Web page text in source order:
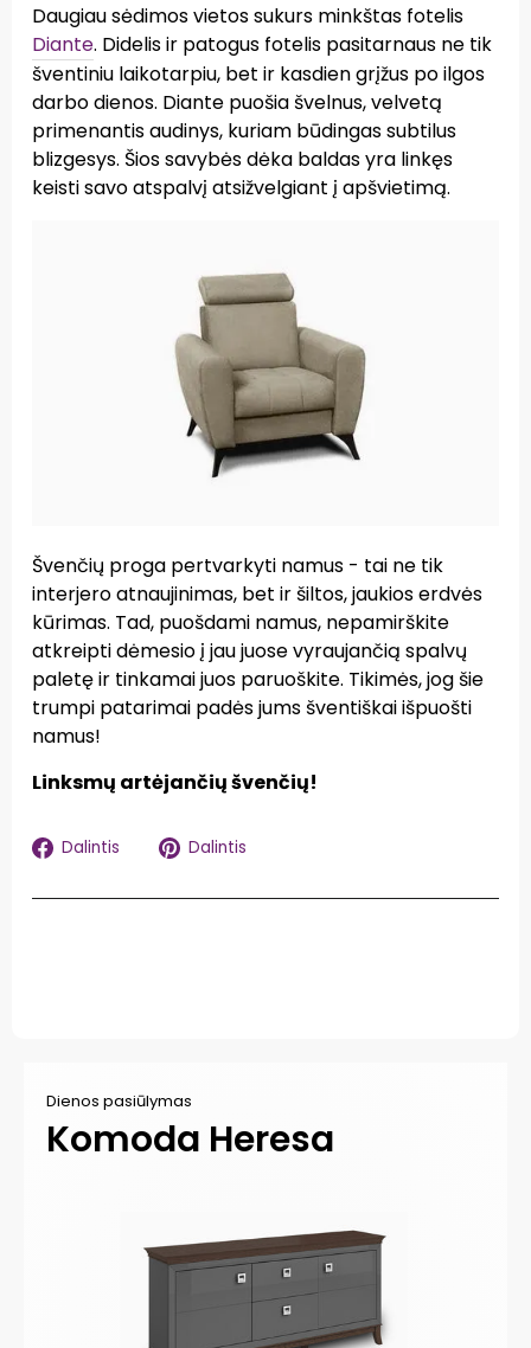
Daugiau sėdimos vietos sukurs minkštas fotelis
Diante. Didelis ir patogus fotelis pasitarnaus ne tik
šventiniu laikotarpiu, bet ir kasdien grįžus po ilgos
darbo dienos. Diante puošia švelnus, velvetą
primenantis audinys, kuriam būdingas subtilus
blizgesys. Šios savybės dėka baldas yra linkęs
keisti savo atspalvį atsižvelgiant į apšvietimą.
Švenčių proga pertvarkyti namus - tai ne tik
interjero atnaujinimas, bet ir šiltos, jaukios erdvės
kūrimas. Tad, puošdami namus, nepamirškite
atkreipti dėmesio į jau juose vyraujančią spalvų
paletę ir tinkamai juos paruoškite. Tikimės, jog šie
trumpi patarimai padės jums šventiškai išpuošti
namus!
Linksmų artėjančių švenčių!
Dalintis
DalintisDalintis
Dienos pasiūlymas
Komoda Heresa